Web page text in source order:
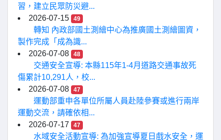
習，建立民眾防災避...
2026-07-15
49
轉知 內政部國土測繪中心為推廣國土測繪圖資，
製作完成「成為識...
2026-07-08
48
交通安全宣導: 本縣115年1-4月道路交通事故死
傷累計10,291人，校...
2026-07-08
47
運動部重申各單位所屬人員赴陸參賽或進行兩岸
運動交流，請確依相...
2026-07-17
47
水域安全活動宣導: 為加強宣導夏日戲水安全，運